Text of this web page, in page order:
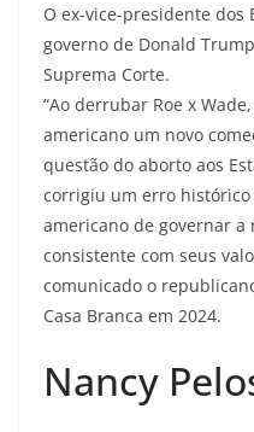
O ex-vice-presidente dos
governo de Donald
Suprema Corte.
“Ao derrubar Roe x
americano um novo
questão do aborto aos
corrigiu um erro
americano de governar
consistente com seus
comunicado o
Casa Branca em 2024.
Nancy